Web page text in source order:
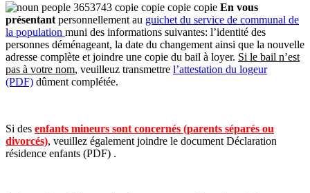
En vous
présentant personnellement au guichet du service de communal de
la population muni des informations suivantes: l’identité des
personnes déménageant, la date du changement ainsi que la nouvelle
adresse complète et joindre une copie du bail à loyer. Si le bail n’est
pas à votre nom, veuilleuz transmettre l’attestation du logeur
(PDF) dûment complétée.
Si des enfants mineurs sont concernés (parents séparés ou
divorcés), veuillez également joindre le document Déclaration
résidence enfants (PDF) .